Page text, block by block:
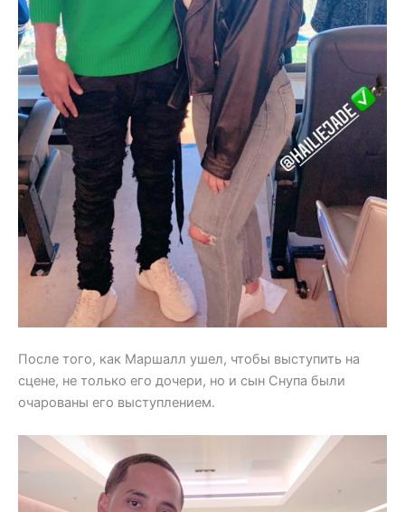
После того, как Маршалл ушел, чтобы выступить на
сцене, не только его дочери, но и сын Снупа были
очарованы его выступлением.